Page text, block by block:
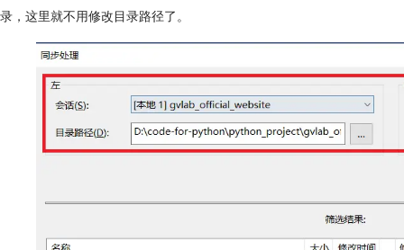
录，这里就不用修改目录路径了。